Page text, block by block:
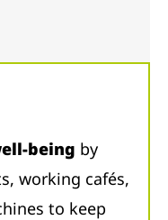
being by
working cafés,
to keep